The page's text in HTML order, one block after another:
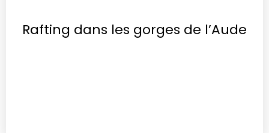
Rafting dans les gorges de l’Aude